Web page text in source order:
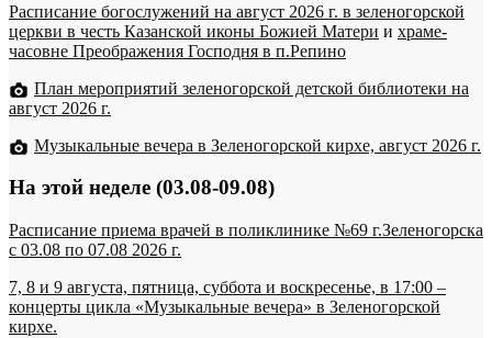
Расписание богослужений на август 2026 г. в зеленогорской
церкви в честь Казанской иконы Божией Матери и храме-
часовне Преображения Господня в п.Репино
План мероприятий зеленогорской детской библиотеки на
август 2026 г.
Музыкальные вечера в Зеленогорской кирхе, август 2026 г.
На этой неделе (03.08-09.08)
Расписание приема врачей в поликлинике №69 г.Зеленогорска
c 03.08 по 07.08 2026 г.
7, 8 и 9 августа, пятница, суббота и воскресенье, в 17:00 –
концерты цикла «Музыкальные вечера» в Зеленогорской
кирхе.